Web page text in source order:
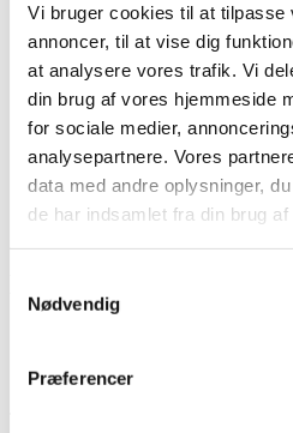
Vi bruger cookies til at tilpasse
annoncer, til at vise dig
at analysere vores trafik. Vi
din brug af vores hjemmeside
for sociale medier,
analysepartnere. Vores
data med andre oplysninger,
de har indsamlet fra din brug
Nødvendig
Præferencer
Folkelig
Organisation
Bestyrelse og
Medlemmer og partnere
Sekretariatet
Se flere
Kalender
Kurser
Nyhedsbrev
LandBurundi